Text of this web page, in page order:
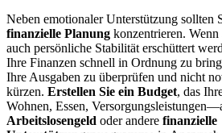
Neben emotionaler Unterstützung sollten
finanzielle Planung konzentrieren.
auch persönliche Stabilität erschüttert
Ihre Finanzen schnell in Ordnung zu
Ihre Ausgaben zu überprüfen und nicht
kürzen. Erstellen Sie ein Budget, das
Wohnen, Essen,
Arbeitslosengeld oder andere finanzielle